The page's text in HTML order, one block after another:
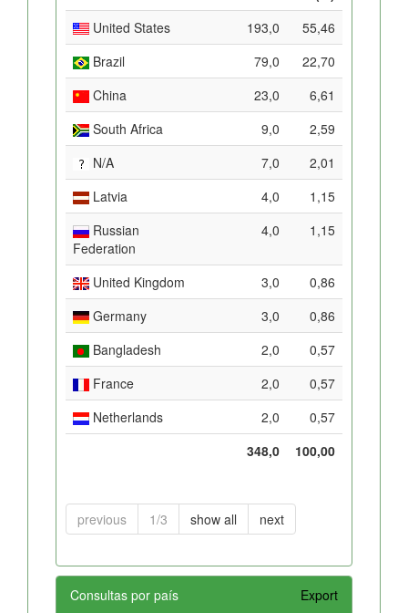
United States
193,0
55,46
Brazil
79,0
22,70
China
23,0
6,61
South Africa
9,0
2,59
N/A
7,0
2,01
Latvia
4,0
1,15
Russian
Federation
4,0 1,15
United Kingdom 3,0
0,86
Germany
3,0
0,86
Bangladesh
2,0
0,57
France
2,0
0,57
Netherlands
2,0
0,57
348,0
100,00
previous 1/3 show all next
Consultas por país Export